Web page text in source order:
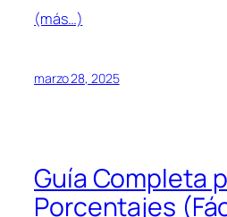
(más…)
marzo 28, 2025
Guía Completa
Porcentajes